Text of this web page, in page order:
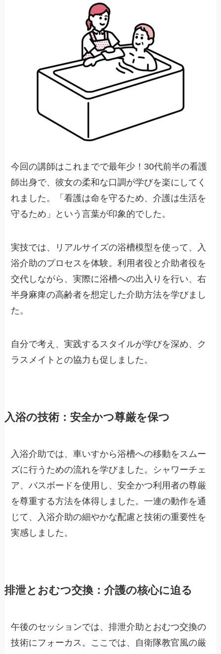
今回の講師はこれまでで最年少！30代前半の看護
師出身で、彼女の柔和な口調が学びを楽にしてく
れました。「看護は命を守るため、介護は生活を
守るため」という言葉が印象的でした。
実技では、リアルサイズの浴槽模型を使って、入
浴介助のプロセスを体験。利用者役と介助者役を
交代しながら、実際に浴槽への出入りを行い、右
半身麻痺の高齢者を想定した介助方法を学びまし
た。
自分で考え、実践するスタイルが学びを深め、ク
ラスメイトとの協力も促しました。
入浴の技術：安全かつ尊厳を保つ
入浴介助では、車いすから浴槽への移動をスムー
ズに行うための流れを学びました。シャワーチェ
ア、バスボードを使用し、安全かつ利用者の尊厳
を尊重する方法を体得しました。一連の動作を通
じて、入浴介助の細やかな配慮と技術の重要性を
実感しました。
排泄とおむつ交換：介護の核心に迫る
午後のセッションでは、排泄介助とおむつ交換の
技術にフォーカス。ここでは、自衛隊教官風の厳